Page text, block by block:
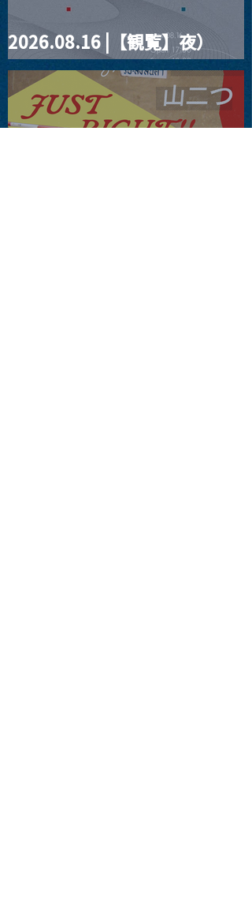
2026.08.16 |【観覧】夜）
four dots vol.2